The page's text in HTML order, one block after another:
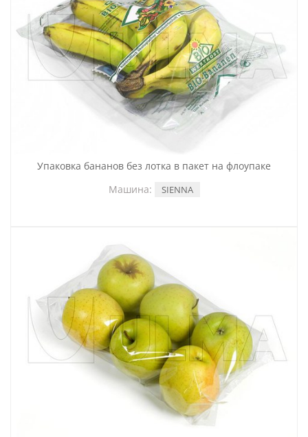
Упаковка бананов без лотка в пакет на флоупаке
Машина:
SIENNA